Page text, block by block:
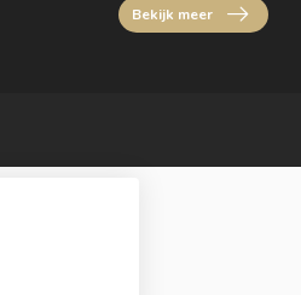
Bekijk meer